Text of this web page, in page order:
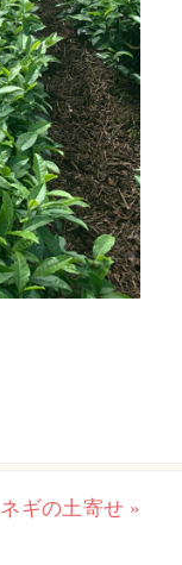
ネギの土寄せ »